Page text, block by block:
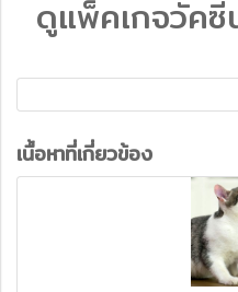
ดูแพ็คเกจวัคซี
เนื้อหาที่เกี่ยวข้อง